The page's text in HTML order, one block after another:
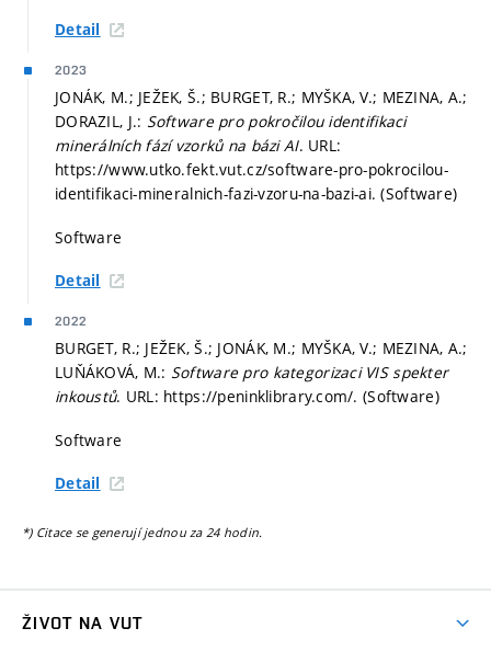
Detail
2023
JONÁK, M.; JEŽEK, Š.; BURGET, R.; MYŠKA, V.; MEZINA, A.;
DORAZIL, J.: Software pro pokročilou identifikaci
minerálních fází vzorků na bázi AI. URL:
https://www.utko.fekt.vut.cz/software-pro-pokrocilou-
identifikaci-mineralnich-fazi-vzoru-na-bazi-ai. (Software)
Software
Detail
2022
BURGET, R.; JEŽEK, Š.; JONÁK, M.; MYŠKA, V.; MEZINA, A.;
LUŇÁKOVÁ, M.: Software pro kategorizaci VIS spekter
inkoustů. URL: https://peninklibrary.com/. (Software)
Software
Detail
*) Citace se generují jednou za 24 hodin.
ŽIVOT NA VUT